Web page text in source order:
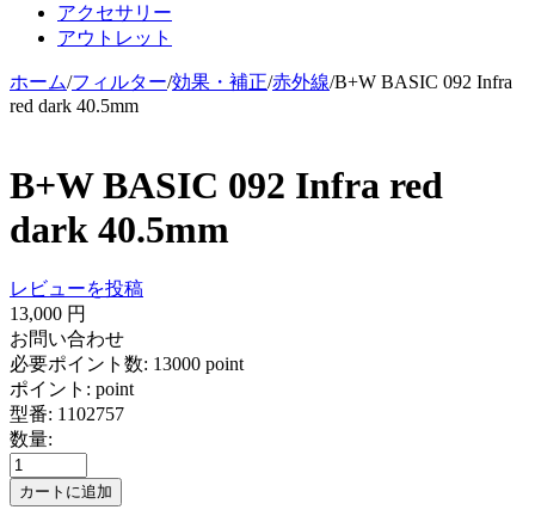
アクセサリー
アウトレット
ホーム/フィルター/効果・補正/赤外線/B+W BASIC 092 Infra
red dark 40.5mm
B+W BASIC 092 Infra red
dark 40.5mm
レビューを投稿
13,000 円
お問い合わせ
必要ポイント数: 13000 point
ポイント: point
型番: 1102757
数量:
カートに追加